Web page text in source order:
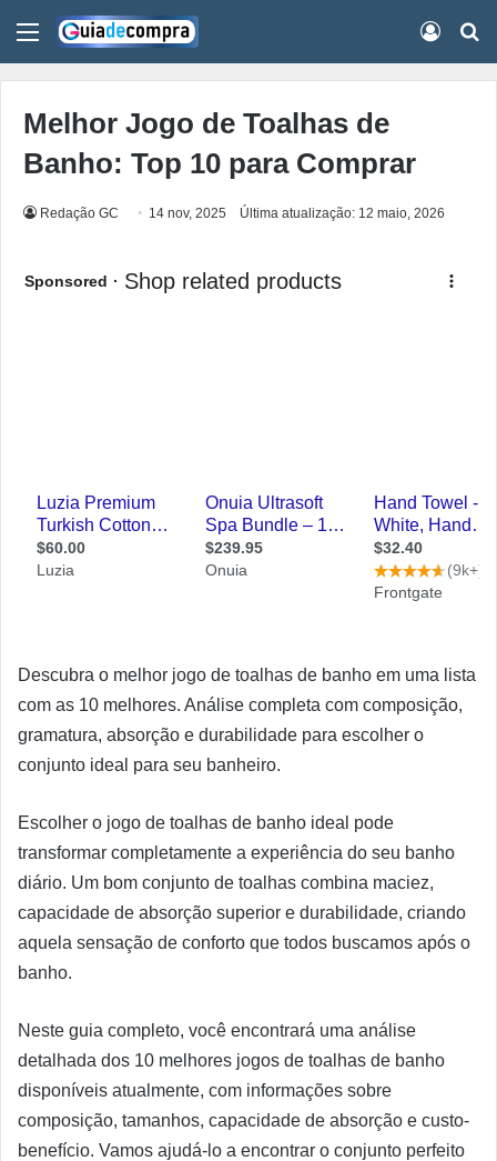
Menu
Melhor Jogo de Toalhas de
Banho: Top 10 para Comprar
Redação GC 14 nov, 2025 Última atualização: 12 maio, 2026
Descubra o melhor jogo de toalhas de banho em uma lista
com as 10 melhores. Análise completa com composição,
gramatura, absorção e durabilidade para escolher o
conjunto ideal para seu banheiro.
Escolher o jogo de toalhas de banho ideal pode
transformar completamente a experiência do seu banho
diário. Um bom conjunto de toalhas combina maciez,
capacidade de absorção superior e durabilidade, criando
aquela sensação de conforto que todos buscamos após o
banho.
Neste guia completo, você encontrará uma análise
detalhada dos 10 melhores jogos de toalhas de banho
disponíveis atualmente, com informações sobre
composição, tamanhos, capacidade de absorção e custo-
benefício. Vamos ajudá-lo a encontrar o conjunto perfeito